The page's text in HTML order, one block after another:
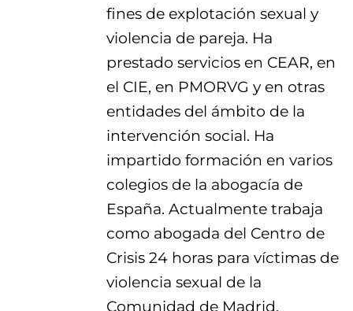
fines de explotación sexual y
violencia de pareja. Ha
prestado servicios en CEAR, en
el CIE, en PMORVG y en otras
entidades del ámbito de la
intervención social. Ha
impartido formación en varios
colegios de la abogacía de
España. Actualmente trabaja
como abogada del Centro de
Crisis 24 horas para víctimas de
violencia sexual de la
Comunidad de Madrid.